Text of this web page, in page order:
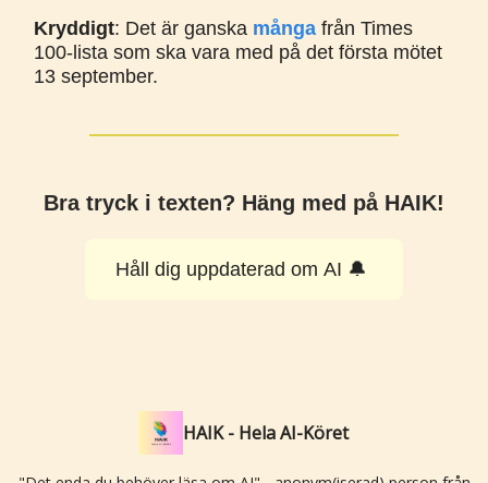
Kryddigt: Det är ganska många från Times
100-lista som ska vara med på det första mötet
13 september.
Bra tryck i texten? Häng med på HAIK!
Håll dig uppdaterad om AI 🔔
HAIK - Hela AI-Köret